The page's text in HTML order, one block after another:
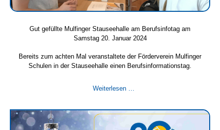
Gut gefüllte Mulfinger Stauseehalle am Berufsinfotag am
Samstag 20. Januar 2024
Bereits zum achten Mal veranstaltete der Förderverein Mulfinger
Schulen in der Stauseehalle einen Berufsinformationstag.
Weiterlesen …
Stauseehalle
am